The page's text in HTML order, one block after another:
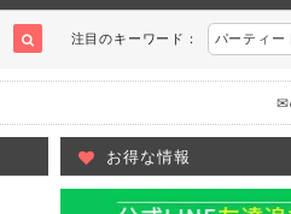
注目のキーワード： パーティー
✉
お得な情報